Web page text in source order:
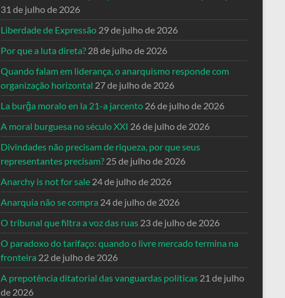
31 de julho de 2026
Liberdade de Expressão 29 de julho de 2026
Por que a luta direta? 28 de julho de 2026
Quando falam em liderança, o anarquismo responde com
organização horizontal 27 de julho de 2026
La burĝa moralo en la 21-a jarcento 26 de julho de 2026
A moral burguesa no século XXI 26 de julho de 2026
Divindades não precisam de riqueza, por que seus
representantes precisam? 25 de julho de 2026
Anarchy is not for sale 24 de julho de 2026
Anarquia não se compra 24 de julho de 2026
O tribunal que filtra a voz das ruas 23 de julho de 2026
O paradoxo do tarifaço: quando o livre mercado termina na
fronteira 22 de julho de 2026
A prepotência ditatorial das vanguardas políticas 21 de julho
de 2026